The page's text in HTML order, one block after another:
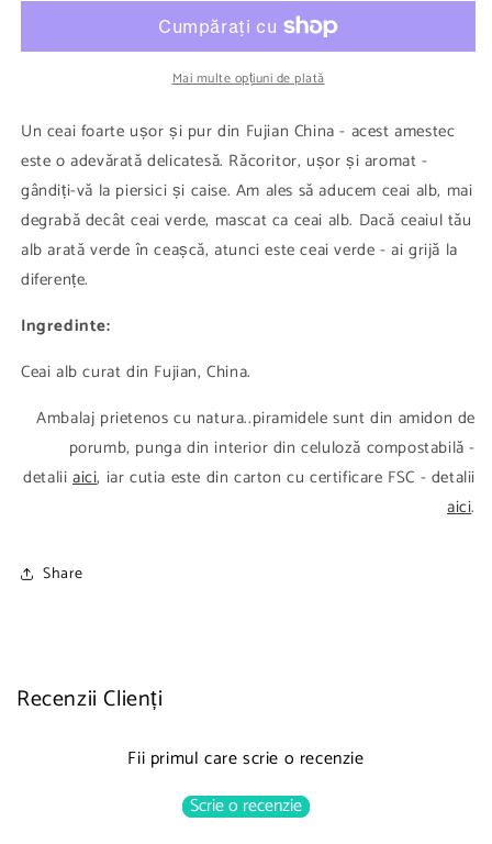
Mai multe opțiuni de plată
Un ceai foarte ușor și pur din Fujian China - acest amestec
este o adevărată delicatesă. Răcoritor, ușor și aromat -
gândiți-vă la piersici și caise. Am ales să aducem ceai alb, mai
degrabă decât ceai verde, mascat ca ceai alb. Dacă ceaiul tău
alb arată verde în ceașcă, atunci este ceai verde - ai grijă la
diferențe.
Ingredinte:
Ceai alb curat din Fujian, China.
Ambalaj prietenos cu natura..piramidele sunt din amidon de
porumb, punga din interior din celuloză compostabilă -
detalii aici, iar cutia este din carton cu certificare FSC - detalii
aici.
Share
Recenzii Clienți
Fii primul care scrie o recenzie
Scrie o recenzie